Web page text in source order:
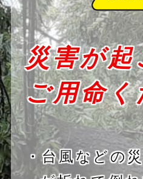
災害が
ご用命
・台風などの